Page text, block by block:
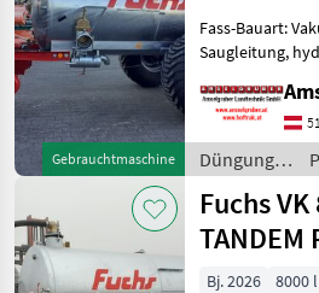
Gebrauchtmaschine
Fass-Bauart:
Saugleitung,
Güllefässer- In
und
unschlagbar!
Materialstärken
Düngung
und
Beregnung
/ Fuchs
Fuchs VK
TANDEM
Austria
Bj. 2026
8000 l